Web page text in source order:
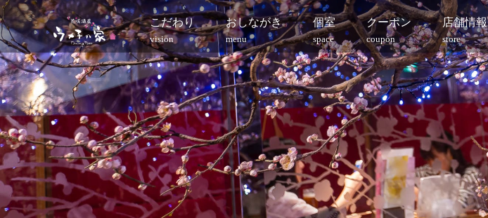
こだわり
vision
おしながき
menu
個室
space
クーポン
coupon
店舗情報
store